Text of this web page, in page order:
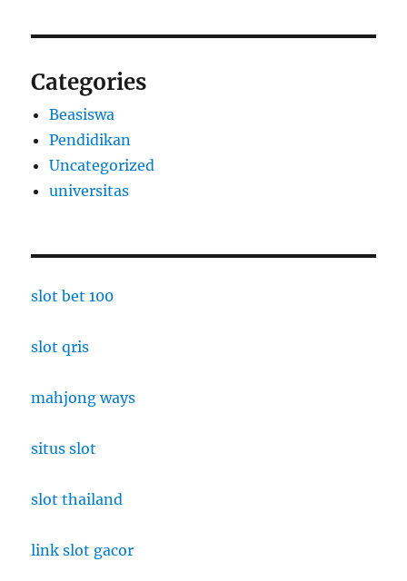
Categories
Beasiswa
Pendidikan
Uncategorized
universitas
slot bet 100
slot qris
mahjong ways
situs slot
slot thailand
link slot gacor